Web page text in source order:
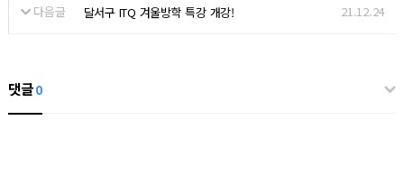
다음글
달서구 ITQ 겨울방학 특강 개강! 21.12.24
댓글0